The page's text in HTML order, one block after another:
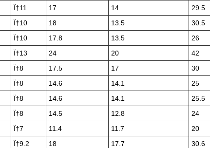
Ï†11 17 14 29.5
Ï†10 18 13.5 30.5
Ï†10 17.8 13.5 26
Ï†13 24 20 42
Ï†8 17.5 17 30
Ï†8 14.6 14.1 25
Ï†8 14.6 14.1 25.5
Ï†8 14.5 12.8 24
Ï†7 11.4 11.7 20
Ï†9.2 18 17.7 30.6